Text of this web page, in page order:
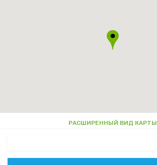
РАСШИРЕННЫЙ ВИД КАРТЫ